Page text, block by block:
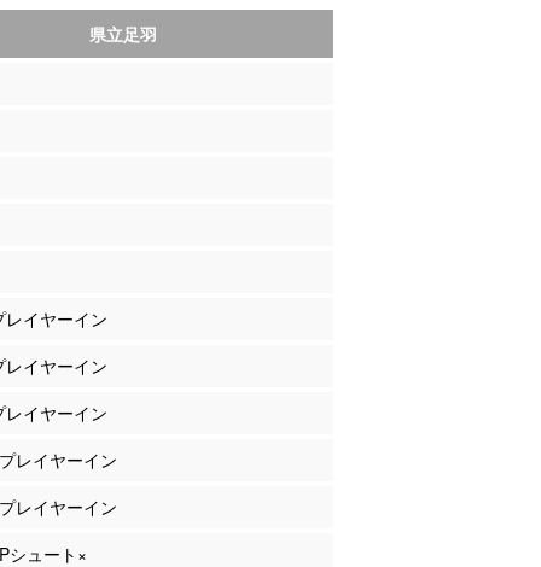
県立足羽
イヤーイン
イヤーイン
イヤーイン
レイヤーイン
レイヤーイン
シュート×